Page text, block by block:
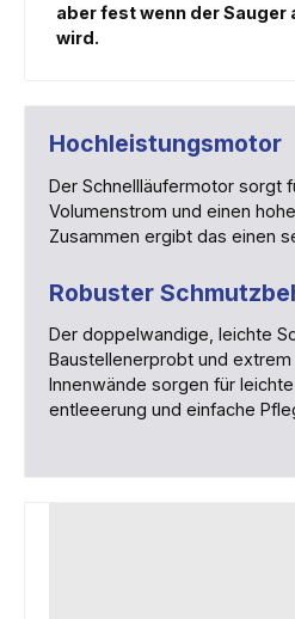
aber fest wenn der Sauger
wird.
Hochleistungsmotor
Der Schnellläufermotor sorgt
Volumenstrom und einen
Zusammen ergibt das einen
Robuster
Der doppelwandige, leichte
Baustellenerprobt und extrem
Innenwände sorgen für
entleeerung und einfache